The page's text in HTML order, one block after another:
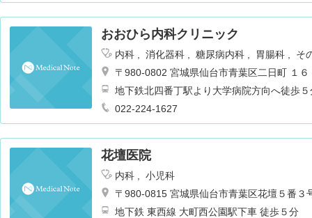
おおひら内科クリニック
内科 消化器科 糖尿病内科 胃腸科
そ
〒980-0802 宮城県仙台市青葉区二日町 １６
地下鉄北四番丁駅より大学病院方向へ徒歩
ラディソ裏。
022-224-1627
花壇医院
内科
小児科
〒980-0815 宮城県仙台市青葉区花壇５番３
地下鉄 東西線 大町西公園駅下車 徒歩５分